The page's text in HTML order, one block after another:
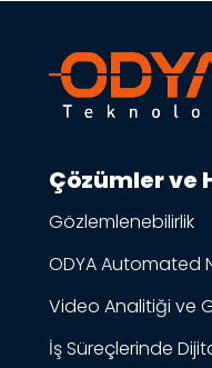
Çözümler ve
Gözlemlenebilirlik
ODYA Automated
Video Analitiği ve
İş Süreçlerinde